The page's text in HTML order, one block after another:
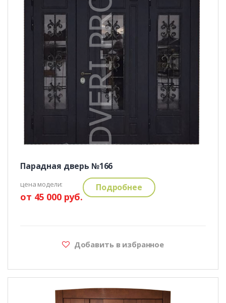
Парадная дверь №166
цена модели:
от 45 000 руб.
Подробнее
Добавить в избранное